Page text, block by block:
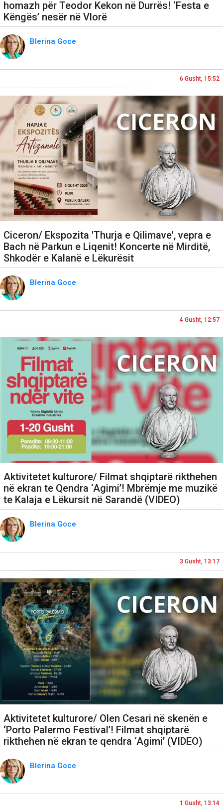
homazh për Teodor Kekon në Durrës! ‘Festa e
Këngës’ nesër në Vlorë
Blerina Goce
6 Gusht, 15:52
Ciceron/ Ekspozita 'Thurja e Qilimave', vepra e
Bach në Parkun e Liqenit! Koncerte në Mirditë,
Shkodër e Kalanë e Lëkurësit
Blerina Goce
4 Gusht, 12:57
Aktivitetet kulturore/ Filmat shqiptarë rikthehen
në ekran te Qendra ‘Agimi’! Mbrëmje me muzikë
te Kalaja e Lëkursit në Sarandë (VIDEO)
Blerina Goce
3 Gusht, 13:17
Aktivitetet kulturore/ Olen Cesari në skenën e
‘Porto Palermo Festival’! Filmat shqiptarë
rikthehen në ekran te qendra ‘Agimi’ (VIDEO)
Blerina Goce
1 Gusht, 13:14